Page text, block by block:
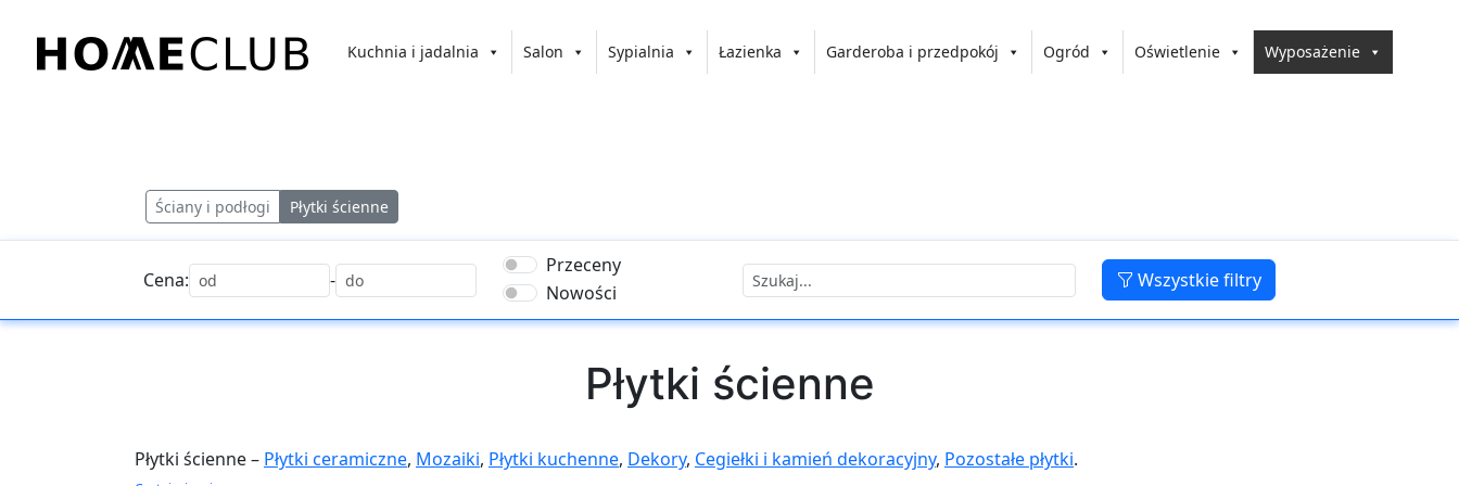
treści
Kuchnia i jadalnia Salon Sypialnia Łazienka Garderoba i przedpokój Ogród Oświetlenie Wyposażenie
Ściany i podłogi Płytki ścienne
Cena: -
Przeceny
Nowości
Wszystkie filtry
Płytki ścienne
Płytki ścienne – Płytki ceramiczne, Mozaiki, Płytki kuchenne, Dekory, Cegiełki i kamień dekoracyjny, Pozostałe płytki.